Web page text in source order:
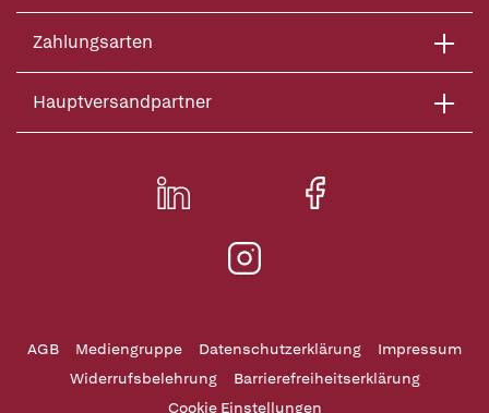
Zahlungsarten
Hauptversandpartner
AGB Mediengruppe Datenschutzerklärung
Impressum
Widerrufsbelehrung
Barrierefreiheitserklärung
Cookie Einstellungen